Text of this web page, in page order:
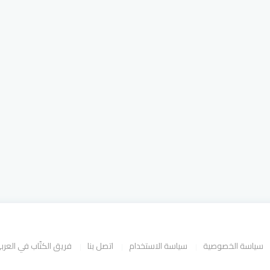
سياسة الخصوصية سياسة الاستخدام اتصل بنا فريق الكتّاب في